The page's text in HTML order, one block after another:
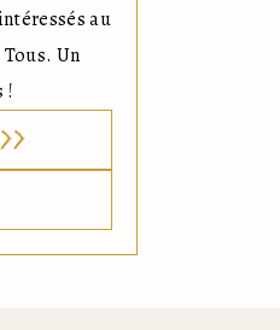
au
Un
!